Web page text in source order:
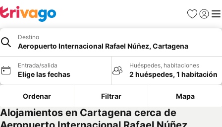
Favoritos
Iniciar
Destino
Aeropuerto Internacional Rafael Núñez, Cartagena
Entrada/salida
Elige las fechas
Huéspedes, habitaciones
2 huéspedes, 1 habitación
Ordenar Filtrar Mapa
Alojamientos en Cartagena cerca de